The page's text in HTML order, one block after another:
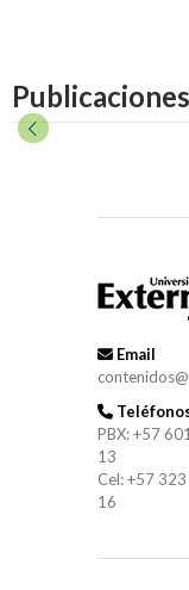
Email
PBX: +57
13
Cel: +57
16